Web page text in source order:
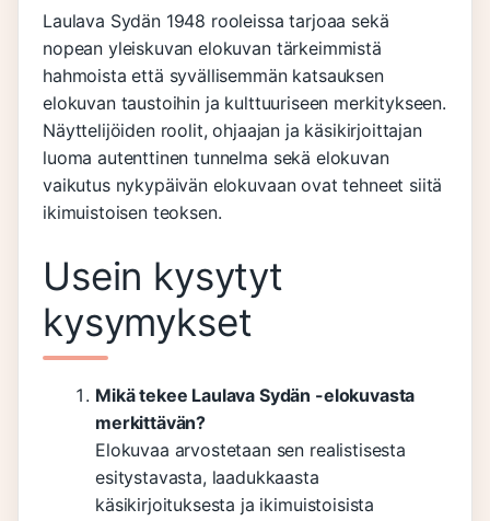
Laulava Sydän 1948 rooleissa tarjoaa sekä
nopean yleiskuvan elokuvan tärkeimmistä
hahmoista että syvällisemmän katsauksen
elokuvan taustoihin ja kulttuuriseen merkitykseen.
Näyttelijöiden roolit, ohjaajan ja käsikirjoittajan
luoma autenttinen tunnelma sekä elokuvan
vaikutus nykypäivän elokuvaan ovat tehneet siitä
ikimuistoisen teoksen.
Usein kysytyt
kysymykset
Mikä tekee Laulava Sydän -elokuvasta
merkittävän?
Elokuvaa arvostetaan sen realistisesta
esitystavasta, laadukkaasta
käsikirjoituksesta ja ikimuistoisista